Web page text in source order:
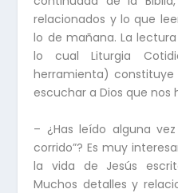
relacionados y lo que
lo de mañana. La
lo cual Liturgia
herramienta) constituye
escuchar a Dios que nos
– ¿Has leído alguna
corrido”? Es muy
la vida de Jesús
Muchos detalles y